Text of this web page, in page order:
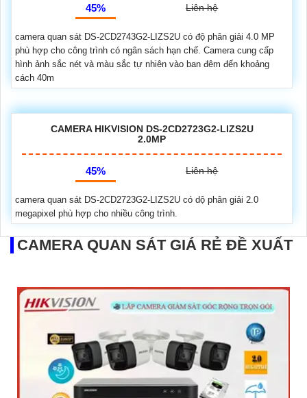
45% Liên hệ
camera quan sát DS-2CD2743G2-LIZS2U có độ phân giải 4.0 MP
phù hợp cho công trình có ngân sách hạn chế. Camera cung cấp
hình ảnh sắc nét và màu sắc tự nhiên vào ban đêm đến khoảng
cách 40m
CAMERA HIKVISION DS-2CD2723G2-LIZS2U
2.0MP
45% Liên hệ
camera quan sát DS-2CD2723G2-LIZS2U có dộ phân giải 2.0
megapixel phù hợp cho nhiều công trình.
CAMERA QUAN SÁT GIÁ RẺ ĐỀ XUẤT